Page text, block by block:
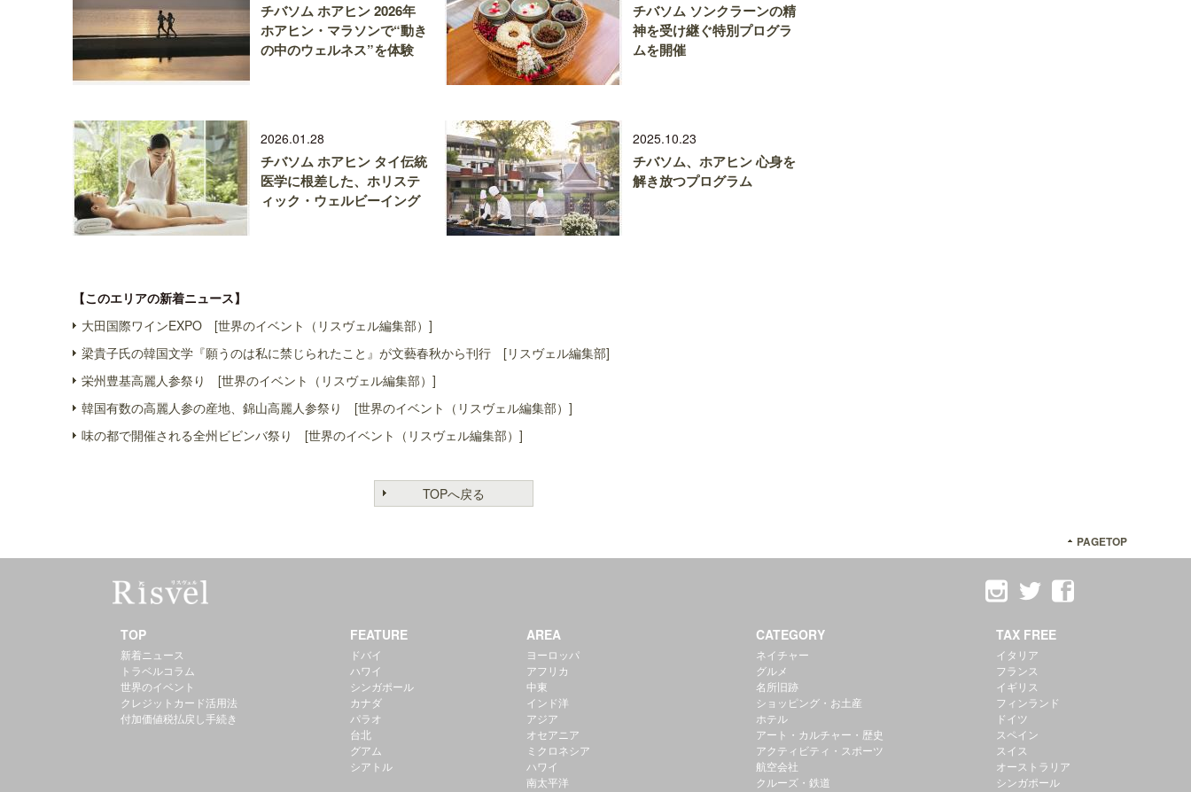
チバソム ホアヒン 2026年
ホアヒン・マラソンで“動き
の中のウェルネス”を体験
チバソム ソンクラーンの精
神を受け継ぐ特別プログラ
ムを開催
2026.01.28
チバソム ホアヒン タイ伝統
医学に根差した、ホリステ
ィック・ウェルビーイング
2025.10.23
チバソム、ホアヒン 心身を
解き放つプログラム
【このエリアの新着ニュース】
大田国際ワインEXPO [世界のイベント（リスヴェル編集部）]
梁貴子氏の韓国文学『願うのは私に禁じられたこと』が文藝春秋から刊行 [リスヴェル編集部]
栄州豊基高麗人参祭り [世界のイベント（リスヴェル編集部）]
韓国有数の高麗人参の産地、錦山高麗人参祭り [世界のイベント（リスヴェル編集部）]
味の都で開催される全州ビビンバ祭り [世界のイベント（リスヴェル編集部）]
TOPへ戻る
PAGETOP
TOP
新着ニュース
トラベルコラム
世界のイベント
クレジットカード活用法
付加価値税払戻し手続き
FEATURE
ドバイ
ハワイ
シンガポール
カナダ
パラオ
台北
グアム
シアトル
AREA
ヨーロッパ
アフリカ
中東
インド洋
アジア
オセアニア
ミクロネシア
ハワイ
南太平洋
CATEGORY
ネイチャー
グルメ
名所旧跡
ショッピング・お土産
ホテル
アート・カルチャー・歴史
アクティビティ・スポーツ
航空会社
クルーズ・鉄道
TAX FREE
イタリア
フランス
イギリス
フィンランド
ドイツ
スペイン
スイス
オーストラリア
シンガポール